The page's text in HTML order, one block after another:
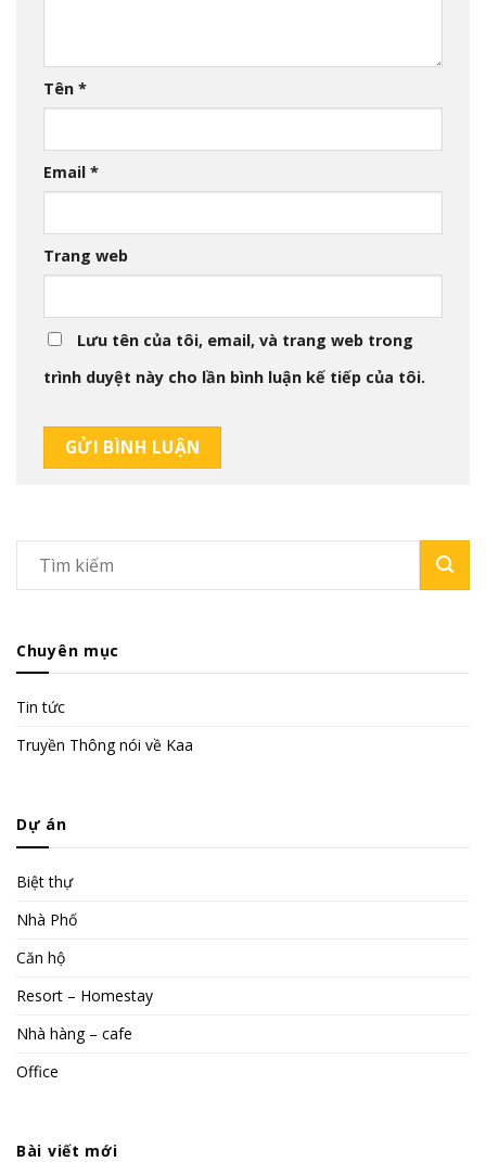
Tên *
Email *
Trang web
Lưu tên của tôi, email, và trang web trong
trình duyệt này cho lần bình luận kế tiếp của tôi.
Chuyên mục
Tin tức
Truyền Thông nói về Kaa
Dự án
Biệt thự
Nhà Phố
Căn hộ
Resort – Homestay
Nhà hàng – cafe
Office
Bài viết mới